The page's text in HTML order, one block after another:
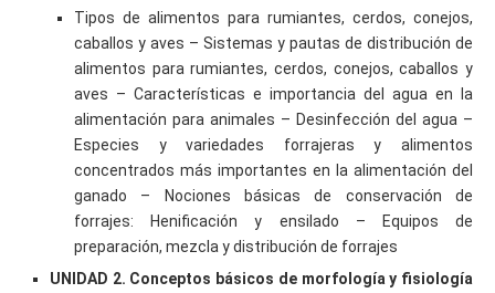
Tipos de alimentos para rumiantes, cerdos, conejos,
caballos y aves – Sistemas y pautas de distribución de
alimentos para rumiantes, cerdos, conejos, caballos y
aves – Características e importancia del agua en la
alimentación para animales – Desinfección del agua –
Especies y variedades forrajeras y alimentos
concentrados más importantes en la alimentación del
ganado – Nociones básicas de conservación de
forrajes: Henificación y ensilado – Equipos de
preparación, mezcla y distribución de forrajes
UNIDAD 2. Conceptos básicos de morfología y fisiología